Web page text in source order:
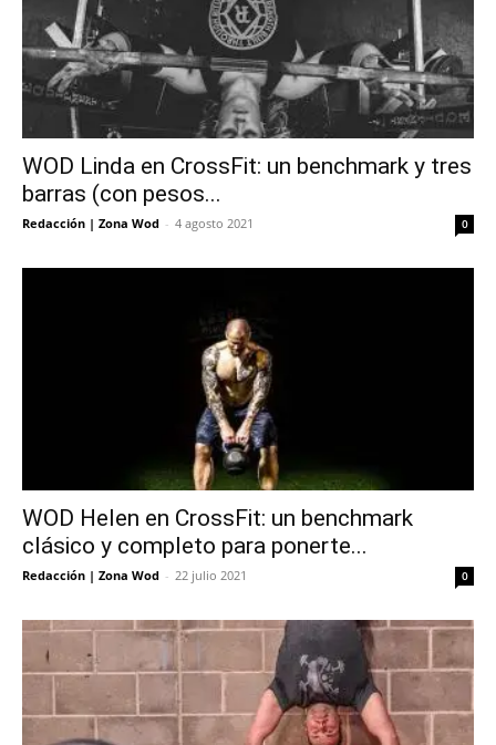
WOD Linda en CrossFit: un benchmark y tres
barras (con pesos...
Redacción | Zona Wod - 4 agosto 2021 0
WOD Helen en CrossFit: un benchmark
clásico y completo para ponerte...
Redacción | Zona Wod - 22 julio 2021 0